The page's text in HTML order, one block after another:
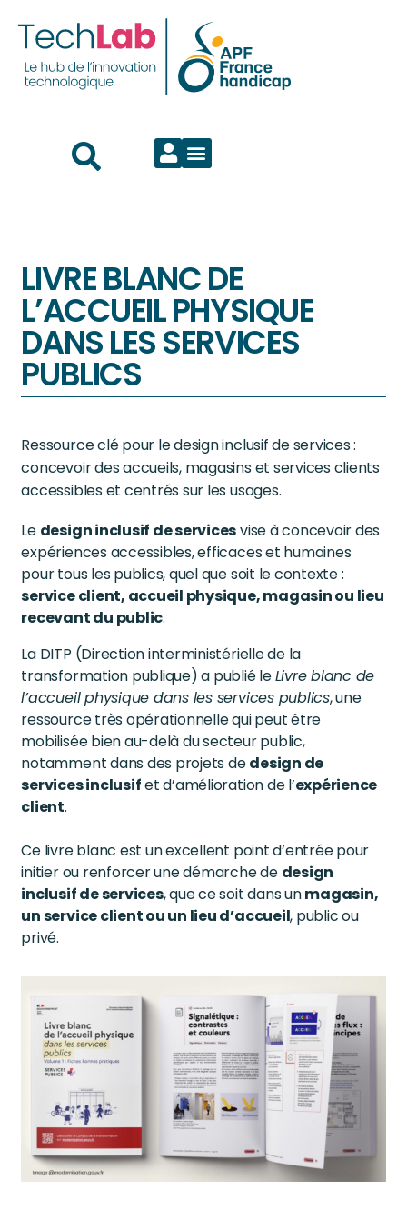
LIVRE BLANC DE
L’ACCUEIL PHYSIQUE
DANS LES SERVICES
PUBLICS
Ressource clé pour le design inclusif de services :
concevoir des accueils, magasins et services clients
accessibles et centrés sur les usages.
Le design inclusif de servicesvise à concevoir des
expériences accessibles, efficaces et humaines
pour tous les publics, quel que soit le contexte :
service client, accueil physique, magasin ou lieu
recevant du public.
La DITP (Direction interministérielle de la
transformation publique) a publié leLivre blanc de
l’accueil physique dans les services publics, une
ressource très opérationnelle qui peut être
mobilisée bien au-delà du secteur public,
notamment dans des projets dedesign de
services inclusifet d’amélioration de l’expérience
client.
Ce livre blanc est un excellent point d’entrée pour
initier ou renforcer une démarche de design
inclusif de services, que ce soit dans unmagasin,
un service client ou un lieu d’accueil, public ou
privé.